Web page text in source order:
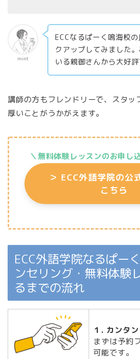
mint
ECCなるぱーく鳴海校
クアップしてみました
いる親御さんから大好評
講師の方もフレンドリーで、スタッ
厚いことがうかがえます。
＼無料体験レッスンのお申し
＞ ECC外語学院の公
こちら
ECC外語学院なるぱー
ンセリング・無料体験
るまでの流れ
１. カンタ
まずは予約
可能です。